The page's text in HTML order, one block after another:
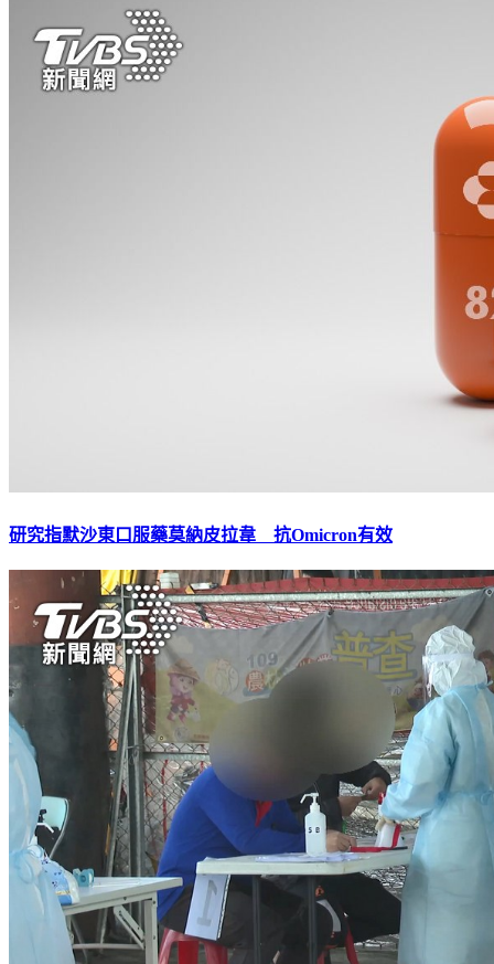
研究指默沙東口服藥莫納皮拉韋 抗Omicron有效